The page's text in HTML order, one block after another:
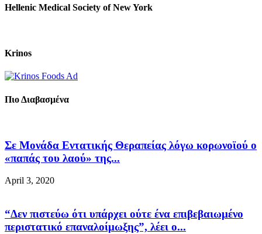
Hellenic Medical Society of New York
Krinos
Πιο Διαβασμένα
Σε Μονάδα Εντατικής Θεραπείας λόγω κορωνοϊού ο
«παπάς του λαού» της...
April 3, 2020
“Δεν πιστεύω ότι υπάρχει ούτε ένα επιβεβαιωμένο
περιστατικό επαναλοίμωξης”, λέει ο...